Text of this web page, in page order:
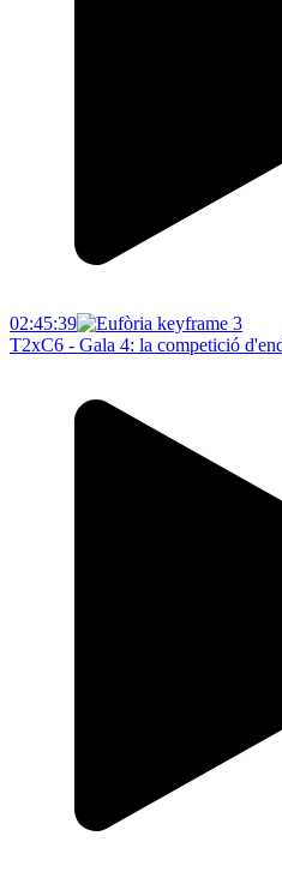
02:45:39
T2xC6 - Gala 4: la competició